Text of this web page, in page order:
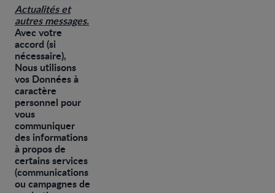
Actualités et
autres messages.
Avec votre
accord (si
nécessaire),
Nous utilisons
vos Données à
caractère
personnel pour
vous
communiquer
des informations
à propos de
certains services
(communications
ou campagnes de